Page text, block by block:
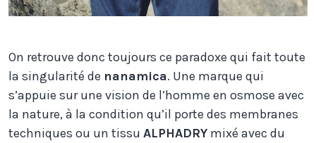
On retrouve donc toujours ce paradoxe qui fait toute
la singularité de nanamica. Une marque qui
s’appuie sur une vision de l’homme en osmose avec
la nature, à la condition qu’il porte des membranes
techniques ou un tissu ALPHADRY mixé avec du